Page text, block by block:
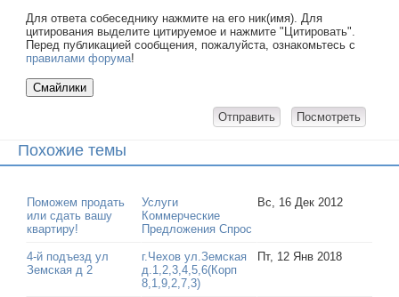
Для ответа собеседнику нажмите на его ник(имя). Для
цитирования выделите цитируемое и нажмите "Цитировать".
Перед публикацией сообщения, пожалуйста, ознакомьтесь с
правилами форума!
Похожие темы
Поможем продать
или сдать вашу
квартиру!
Услуги
Коммерческие
Предложения Спрос
Вс, 16 Дек 2012
4-й подъезд ул
Земская д 2
г.Чехов ул.Земская
д.1,2,3,4,5,6(Корп
8,1,9,2,7,3)
Пт, 12 Янв 2018